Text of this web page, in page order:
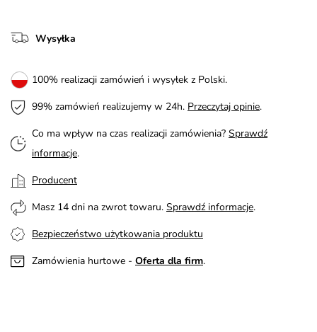
Wysyłka
100% realizacji zamówień i wysyłek z Polski.
99% zamówień realizujemy w 24h. Przeczytaj opinie.
Co ma wpływ na czas realizacji zamówienia? Sprawdź
informacje.
Producent
Masz 14 dni na zwrot towaru. Sprawdź informacje.
Bezpieczeństwo użytkowania produktu
Zamówienia hurtowe - Oferta dla firm.